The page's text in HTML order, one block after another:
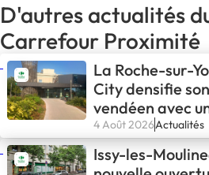
D'autres actualités
Carrefour Proximité
La Roche-sur-
City densifie
vendéen avec
binôme de
4 Août 2026Actualités
Issy-les-